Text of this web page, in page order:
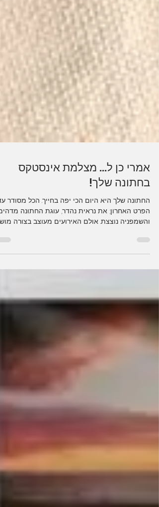
אמרי כן ל... מצלמת אינסטקס
בחתונה שלך!
הפרט האחרון; את נראית נהדר, עוגת החתונה
והשמפניה נוצצת. אולם האירועים מעוצב בצורה מוש